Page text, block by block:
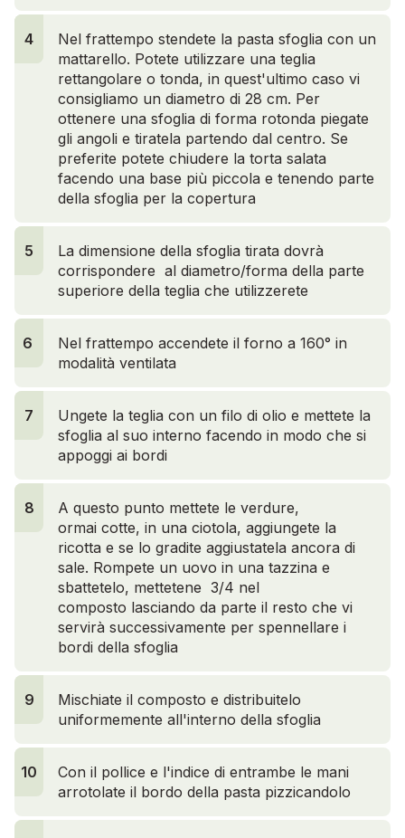
4
Nel frattempo stendete la pasta sfoglia con un
mattarello. Potete utilizzare una teglia
rettangolare o tonda, in quest'ultimo caso vi
consigliamo un diametro di 28 cm. Per
ottenere una sfoglia di forma rotonda piegate
gli angoli e tiratela partendo dal centro. Se
preferite potete chiudere la torta salata
facendo una base più piccola e tenendo parte
della sfoglia per la copertura
4
5
La dimensione della sfoglia tirata dovrà
corrispondere al diametro/forma della parte
superiore della teglia che utilizzerete
6
Nel frattempo accendete il forno a 160° in
modalità ventilata
7
Ungete la teglia con un filo di olio e mettete la
sfoglia al suo interno facendo in modo che si
appoggi ai bordi
8
A questo punto mettete le verdure,
ormai cotte, in una ciotola, aggiungete la
ricotta e se lo gradite aggiustatela ancora di
sale. Rompete un uovo in una tazzina e
sbattetelo, mettetene 3/4 nel
composto lasciando da parte il resto che vi
servirà successivamente per spennellare i
bordi della sfoglia
9
Mischiate il composto e distribuitelo
uniformemente all'interno della sfoglia
10
Con il pollice e l'indice di entrambe le mani
arrotolate il bordo della pasta pizzicandolo